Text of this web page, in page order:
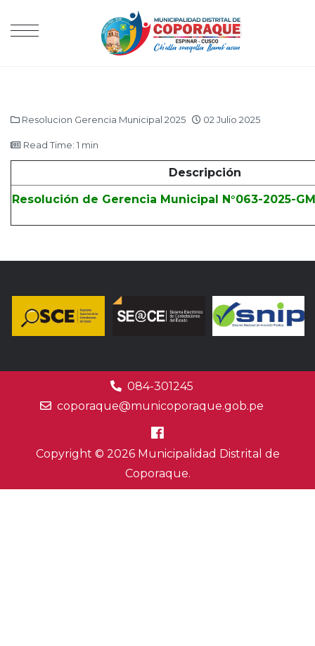
Resolucion Gerencia Municipal 2025 02 Julio 2025
Read Time: 1 min
Descripción
Resolución de Gerencia Municipal N°063-2025-
084-301245
coporaque@municoporaque.gob.pe
Copyright © 2026 Municipalidad Distrital de
Coporaque.